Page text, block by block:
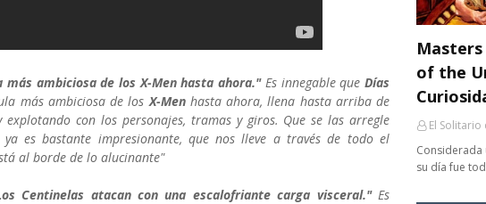
más ambiciosa de los X-Men hasta ahora." Es innegable queDías
más ambiciosa de losX-Menhasta ahora, llena hasta arriba de
con los personajes, tramas y giros. Que se las arregle
es bastante impresionante, que nos lleve a través de todo el
al borde de lo alucinante"
Centinelas atacan con una escalofriante carga visceral." Es
of the
El
Considerada
su día fue